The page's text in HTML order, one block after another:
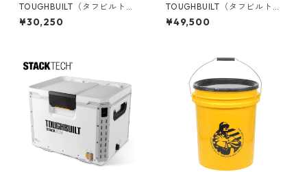
TOUGHBUILT（タフビルト）S
TACK TECH(スタックテック)
３ドロワー収納ボックス TB-B
¥30,250
TOUGHBUILT（タフビルト）S
TACK TECH(スタックテック)
ウィール3ドロワーボックス T
¥49,500